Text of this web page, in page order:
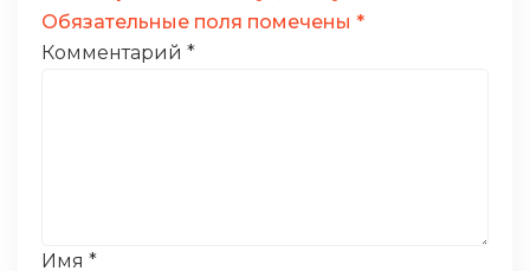
Обязательные поля помечены *
Комментарий *
Имя *